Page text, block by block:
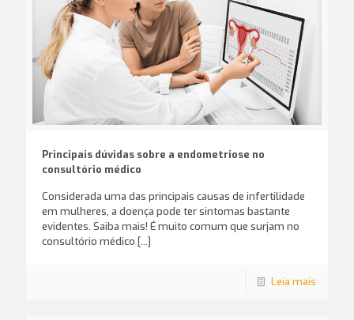
Principais dúvidas sobre a endometriose no
consultório médico
Considerada uma das principais causas de infertilidade
em mulheres, a doença pode ter sintomas bastante
evidentes. Saiba mais! É muito comum que surjam no
consultório médico […]
Leia mais